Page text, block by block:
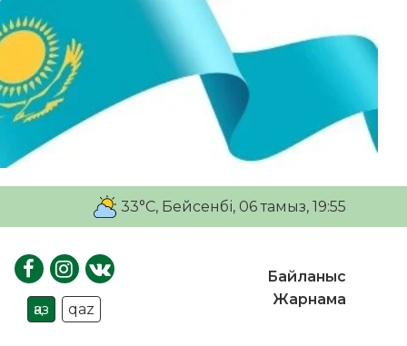
33°C, Бейсенбі, 06 тамыз, 19:55
қаз qaz
Байланыс
Жарнама